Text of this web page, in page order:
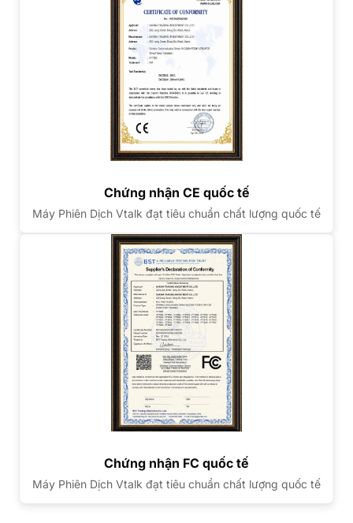
Chứng nhận CE quốc tế
Máy Phiên Dịch Vtalk đạt tiêu chuẩn chất lượng quốc tế
Chứng nhận FC quốc tế
Máy Phiên Dịch Vtalk đạt tiêu chuẩn chất lượng quốc tế